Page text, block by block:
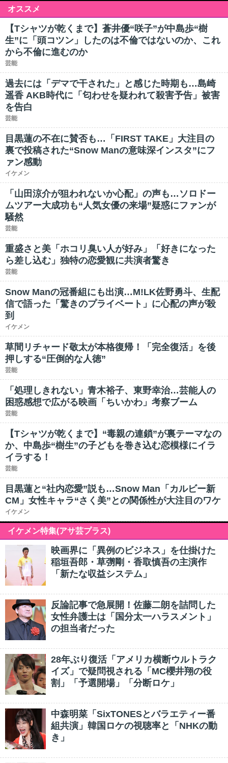
オススメ
【Tシャツが乾くまで】蒼井優“咲子”が中島歩“樹
生”に「頭コツン」したのは不倫ではないのか、これ
から不倫に進むのか
芸能
過去には「デマで干された」と感じた時期も…島崎
遥香 AKB時代に「匂わせを疑われて殺害予告」被害
を告白
芸能
目黒蓮の不在に賛否も…「FIRST TAKE」大注目の
裏で投稿された“Snow Manの意味深インスタ”にフ
ァン感動
イケメン
「山田涼介が狙われないか心配」の声も…ソロドー
ムツアー大成功も“人気女優の来場”疑惑にファンが
騒然
芸能
重盛さと美「ホコリ臭い人が好み」「好きになった
ら差し込む」独特の恋愛観に共演者驚き
芸能
Snow Manの冠番組にも出演…M!LK佐野勇斗、生配
信で語った「驚きのプライベート」に心配の声が殺
到
イケメン
草間リチャード敬太が本格復帰！「完全復活」を後
押しする“圧倒的な人徳”
芸能
「処理しきれない」青木裕子、東野幸治…芸能人の
困惑感想で広がる映画「ちいかわ」考察ブーム
芸能
【Tシャツが乾くまで】“毒親の連鎖”が裏テーマなの
か、中島歩“樹生”の子どもを巻き込む恋模様にイラ
イラする！
芸能
目黒蓮と“社内恋愛”説も…Snow Man「カルビー新
CM」女性キャラ“さく美”との関係性が大注目のワケ
イケメン
イケメン特集(アサ芸プラス)
映画界に「異例のビジネス」を仕掛けた
稲垣吾郎・草彅剛・香取慎吾の主演作
「新たな収益システム」
反論記事で急展開！佐藤二朗を詰問した
女性弁護士は「国分太一ハラスメント」
の担当者だった
28年ぶり復活「アメリカ横断ウルトラク
イズ」で疑問視される「MC櫻井翔の役
割」「予選開場」「分断ロケ」
中森明菜「SixTONESとバラエティー番
組共演」韓国ロケの視聴率と「NHKの動
き」